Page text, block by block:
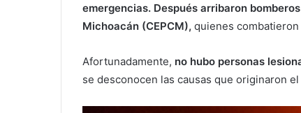
emergencias. Después arribaron
Michoacán (CEPCM), quienes
Afortunadamente, no hubo personas
se desconocen las causas que originaron